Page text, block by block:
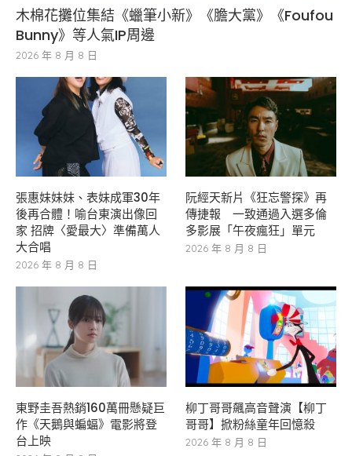
木棉花攤位集結《蠟筆小新》《膽大黨》《Foufou
Bunny》等人氣IP周邊
2026 年 8 月 8 日
張惠妹妹妹、表妹成軍30年
後再合體！喻台東演出像回
家 招牌〈愛最大〉準備萬人
大合唱
2026 年 8 月 8 日
阮經天新片《狂忘警探》再
傳捷報 一致通過入選多倫
多影展「午夜瘋狂」單元
2026 年 8 月 8 日
東野圭吾熱銷160萬冊懸疑巨
作《天鵝與蝙蝠》電影將登
台上映
柳丁哥哥飆高音聲演【柳丁
哥哥】掀粉絲童年回憶殺
2026 年 8 月 8 日